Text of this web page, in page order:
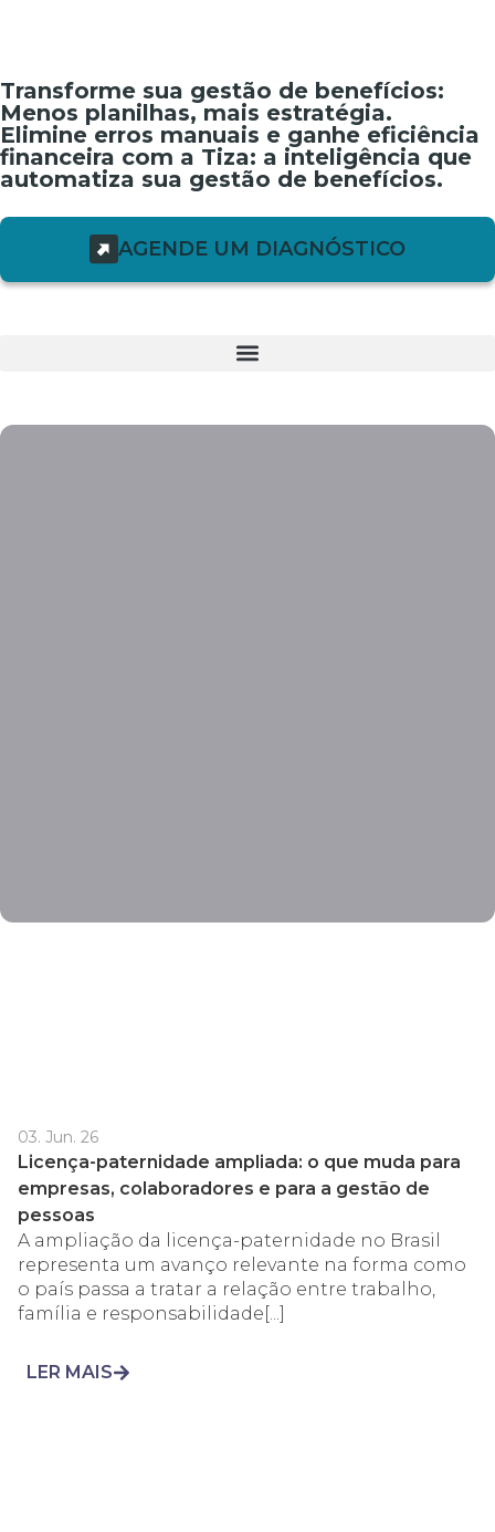
Transforme sua gestão de benefícios:
Menos planilhas, mais estratégia.
Elimine erros manuais e ganhe eficiência
financeira com a Tiza: a inteligência que
automatiza sua gestão de benefícios.
AGENDE UM DIAGNÓSTICO
03. Jun. 26
Licença-paternidade ampliada: o que muda para
empresas, colaboradores e para a gestão de
pessoas
A ampliação da licença-paternidade no Brasil
representa um avanço relevante na forma como
o país passa a tratar a relação entre trabalho,
família e responsabilidade[...]
LER MAIS